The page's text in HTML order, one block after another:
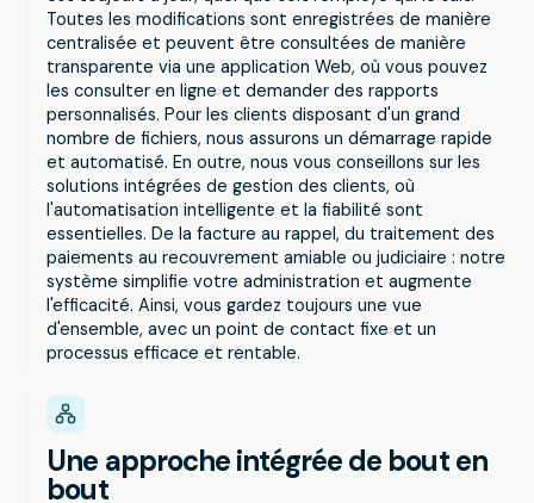
Toutes les modifications sont enregistrées de manière
centralisée et peuvent être consultées de manière
transparente via une application Web, où vous pouvez
les consulter en ligne et demander des rapports
personnalisés. Pour les clients disposant d'un grand
nombre de fichiers, nous assurons un démarrage rapide
et automatisé. En outre, nous vous conseillons sur les
solutions intégrées de gestion des clients, où
l'automatisation intelligente et la fiabilité sont
essentielles. De la facture au rappel, du traitement des
paiements au recouvrement amiable ou judiciaire : notre
système simplifie votre administration et augmente
l'efficacité. Ainsi, vous gardez toujours une vue
d'ensemble, avec un point de contact fixe et un
processus efficace et rentable.
Une approche intégrée de bout en
bout